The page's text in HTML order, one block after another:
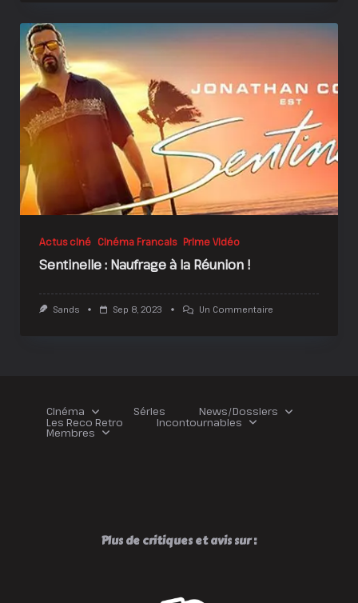
Actus ciné Cinéma Francais Prime Vidéo
Sentinelle : Naufrage à la Réunion !
Sands Sep 8, 2023 Un Commentaire
Cinéma Séries News/Dossiers
Les Reco Retro Incontournables
Membres
Plus de critiques et avis sur :